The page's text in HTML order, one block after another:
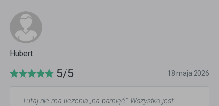
Hubert
5/5 18 maja 2026
Tutaj nie ma uczenia „na pamięć”. Wszystko jest